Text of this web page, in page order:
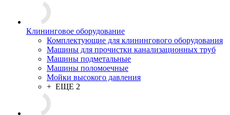
Клининговое оборудование
Комплектующие для клинингового оборудования
Машины для прочистки канализационных труб
Машины подметальные
Машины поломоечные
Мойки высокого давления
+ ЕЩЕ 2